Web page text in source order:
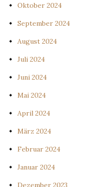
Oktober 2024
September 2024
August 2024
Juli 2024
Juni 2024
Mai 2024
April 2024
März 2024
Februar 2024
Januar 2024
Dezember 2023